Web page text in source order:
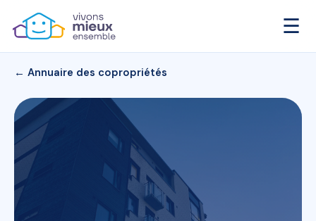
☰
← Annuaire des copropriétés